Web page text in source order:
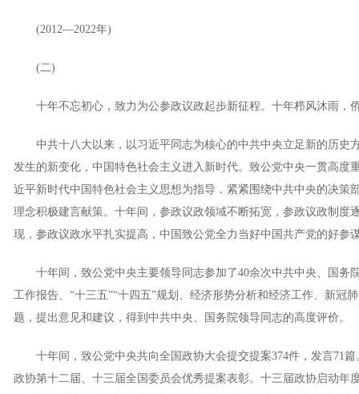
(2012—2022年)
(二)
十年不忘初心，致力为公参政议政起步新征程。十年栉风沐雨，
中共十八大以来，以习近平同志为核心的中共中央立足新的历史
发生的新变化，中国特色社会主义进入新时代。致公党中央一贯高度
近平新时代中国特色社会主义思想为指导，紧紧围绕中共中央的决策
理念积极建言献策。十年间，参政议政领域不断拓宽，参政议政制度
现，参政议政水平扎实提高，中国致公党全力当好中国共产党的好参
十年间，致公党中央主要领导同志参加了40余次中共中央、国务
工作报告、“十三五”“十四五”规划、经济形势分析和经济工作、新冠
题，提出意见和建议，得到中共中央、国务院领导同志的高度评价。
十年间，致公党中央共向全国政协大会提交提案374件，发言71篇
政协第十二届、十三届全国委员会优秀提案表彰。十三届政协启动年